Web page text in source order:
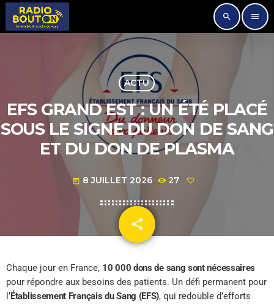
search menu
ACTU
EFS GRAND EST : UN ÉTÉ PLACÉ
SOUS LE SIGNE DU DON DE SANG
ET DU DON DE PLASMA
today 8 JUILLET 2026 27
share
email
Chaque jour en France, 10 000 dons de sang sont nécessaires
pour répondre aux besoins des patients. Un défi permanent pour
l’Établissement Français du Sang (EFS), qui redouble d’efforts